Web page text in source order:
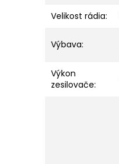
Velikost rádia:
Výbava:
Výkon
zesilovače: